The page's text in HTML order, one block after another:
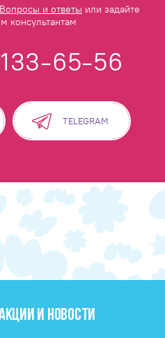
Вопросы и ответы или задайте
консультантам
65-56
TELEGRAM
И НОВОСТИ